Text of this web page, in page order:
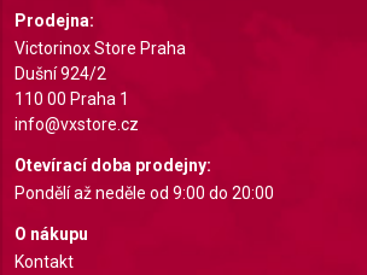
Prodejna:
Victorinox Store Praha
Dušní 924/2
110 00 Praha 1
info@vxstore.cz
Otevírací doba prodejny:
Pondělí až neděle od 9:00 do 20:00
O nákupu
Kontakt
requested
Non-IAB processing purposes:
Necessary
Functional
Advertising